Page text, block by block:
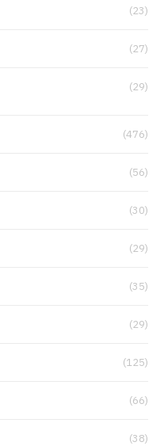
(23)
(27)
(29)
(476)
(56)
(30)
(29)
(35)
(29)
(125)
(66)
(38)